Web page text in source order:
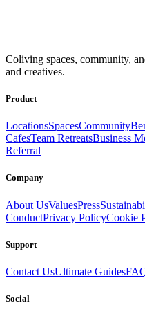
equipped with everything you
productive.
Coliving spaces, community,
and creatives.
Product
LocationsSpacesCommunity
CafesTeam RetreatsBusiness
Referral
Company
About UsValuesPress
ConductPrivacy PolicyCookie
Support
Contact UsUltimate Guides
Social